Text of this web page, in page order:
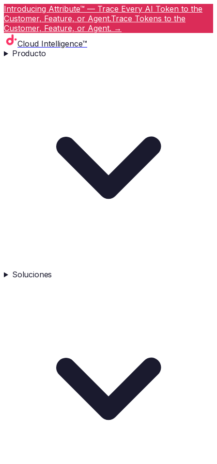
Introducing Attribute™ — Trace Every AI Token to the
Customer, Feature, or Agent.Trace Tokens to the
Customer, Feature, or Agent. →
Cloud Intelligence™
Producto
Soluciones